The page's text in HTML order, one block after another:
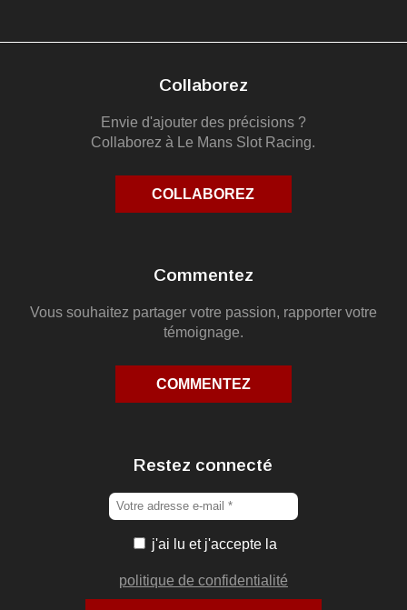
Collaborez
Envie d'ajouter des précisions ?
Collaborez à Le Mans Slot Racing.
COLLABOREZ
Commentez
Vous souhaitez partager votre passion, rapporter votre
témoignage.
COMMENTEZ
Restez connecté
j'ai lu et j'accepte la
politique de confidentialité